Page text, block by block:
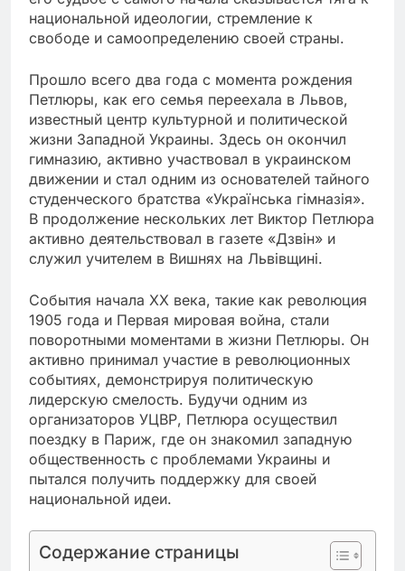
национальной идеологии, стремление к
свободе и самоопределению своей страны.
Прошло всего два года с момента рождения
Петлюры, как его семья переехала в Львов,
известный центр культурной и политической
жизни Западной Украины. Здесь он окончил
гимназию, активно участвовал в украинском
движении и стал одним из основателей тайного
студенческого братства «Українська гімназія».
В продолжение нескольких лет Виктор Петлюра
активно деятельствовал в газете «Дзвін» и
служил учителем в Вишнях на Львівщині.
События начала XX века, такие как революция
1905 года и Первая мировая война, стали
поворотными моментами в жизни Петлюры. Он
активно принимал участие в революционных
событиях, демонстрируя политическую
лидерскую смелость. Будучи одним из
организаторов УЦВР, Петлюра осуществил
поездку в Париж, где он знакомил западную
общественность с проблемами Украины и
пытался получить поддержку для своей
национальной идеи.
Содержание страницы